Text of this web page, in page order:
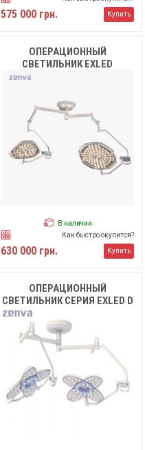
575 000 грн. Купить
ОПЕРАЦИОННЫЙ
СВЕТИЛЬНИК EXLED
В наличии
Как быстро окупится?
630 000 грн. Купить
ОПЕРАЦИОННЫЙ
СВЕТИЛЬНИК СЕРИЯ EXLED D